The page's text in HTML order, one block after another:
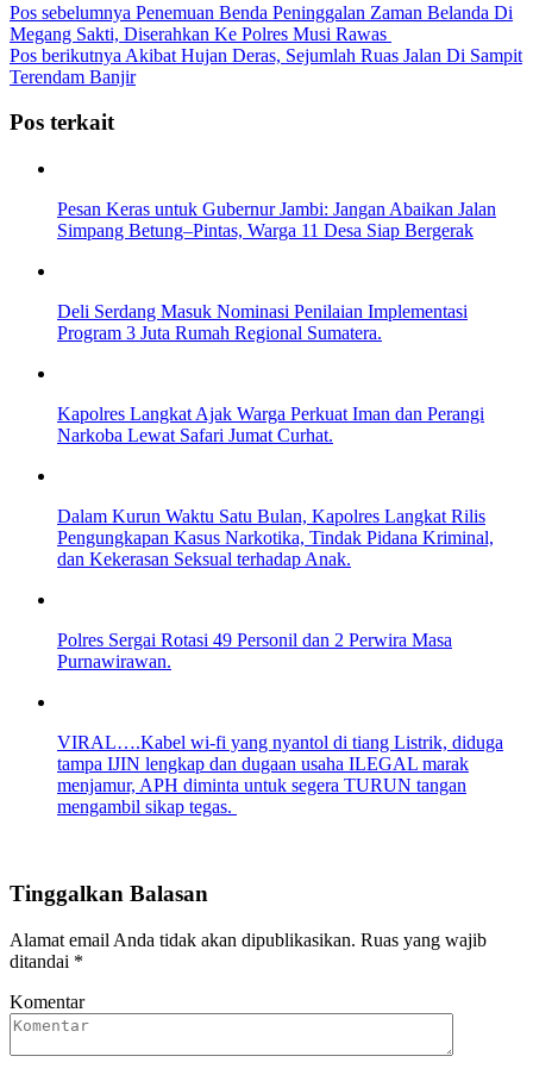
Pos sebelumnya Penemuan Benda Peninggalan Zaman Belanda Di
Megang Sakti, Diserahkan Ke Polres Musi Rawas
Pos berikutnya Akibat Hujan Deras, Sejumlah Ruas Jalan Di Sampit
Terendam Banjir
Pos terkait
Pesan Keras untuk Gubernur Jambi: Jangan Abaikan Jalan
Simpang Betung–Pintas, Warga 11 Desa Siap Bergerak
Deli Serdang Masuk Nominasi Penilaian Implementasi
Program 3 Juta Rumah Regional Sumatera.
Kapolres Langkat Ajak Warga Perkuat Iman dan Perangi
Narkoba Lewat Safari Jumat Curhat.
Dalam Kurun Waktu Satu Bulan, Kapolres Langkat Rilis
Pengungkapan Kasus Narkotika, Tindak Pidana Kriminal,
dan Kekerasan Seksual terhadap Anak.
Polres Sergai Rotasi 49 Personil dan 2 Perwira Masa
Purnawirawan.
VIRAL….Kabel wi-fi yang nyantol di tiang Listrik, diduga
tampa IJIN lengkap dan dugaan usaha ILEGAL marak
menjamur, APH diminta untuk segera TURUN tangan
mengambil sikap tegas.
Tinggalkan Balasan
Alamat email Anda tidak akan dipublikasikan. Ruas yang wajib
ditandai *
Komentar